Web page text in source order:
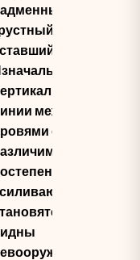
или
вид.
между
едва
но
они
и